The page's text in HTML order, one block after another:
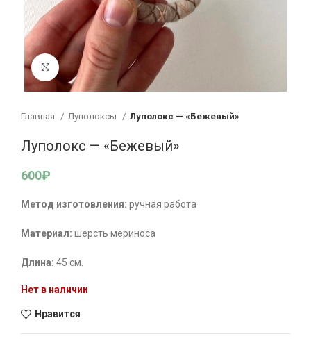
Увеличить
Главная Луполоксы Луполокс — «Бежевый»
Луполокс — «Бежевый»
600₽
Метод изготовления: ручная работа
Материал: шерсть мериноса
Длина: 45 см.
Нет в наличии
Нравится